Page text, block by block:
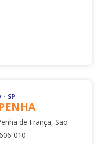
- SP
de França, São
010